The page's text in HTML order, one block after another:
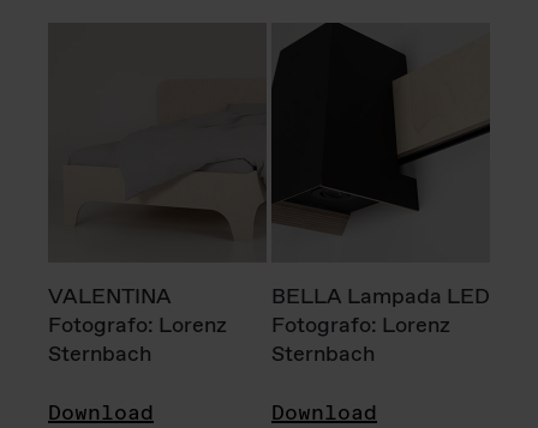
VALENTINA
Fotografo: Lorenz
Sternbach
Download
BELLA Lampada LED
Fotografo: Lorenz
Sternbach
Download